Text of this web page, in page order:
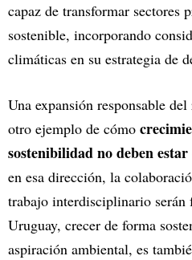
capaz de transformar sectores
sostenible, incorporando
climáticas en su estrategia de
Una expansión responsable
otro ejemplo de cómo
sostenibilidad no deben
en esa dirección, la
trabajo interdisciplinario serán
Uruguay, crecer de forma
aspiración ambiental, es